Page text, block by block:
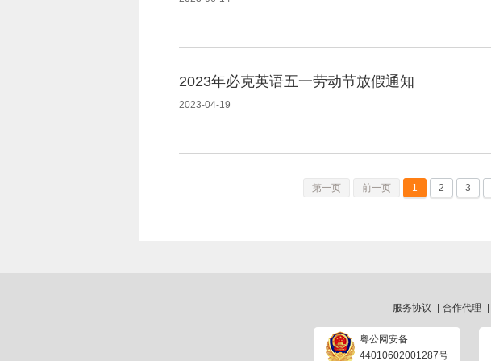
2023年必克英语五一劳动节放假通知
2023-04-19
第一页 前一页 1 2 3
服务协议 合作代理
粤公网安备
44010602001287号